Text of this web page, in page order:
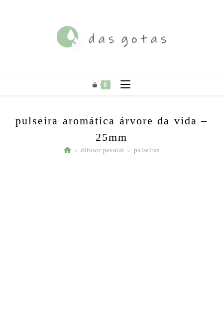
0
pulseira aromática árvore da vida –
25mm
> difusor pessoal > pulseiras